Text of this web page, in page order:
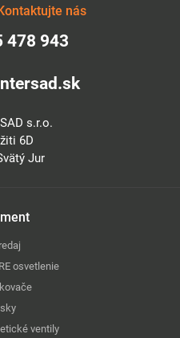
nás
478 943
s.r.o.
6D
Jur
osvetlenie
ventily